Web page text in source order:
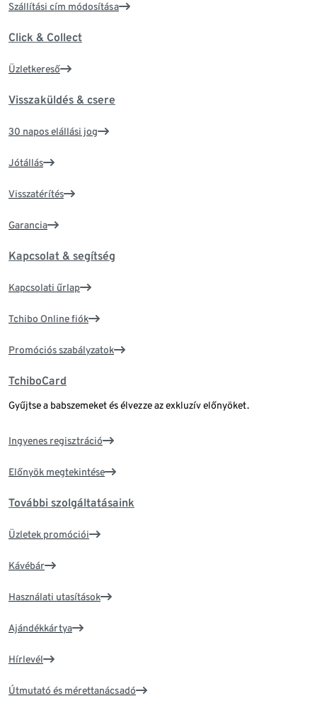
Szállítási cím módosítása
Click & Collect
Üzletkereső
Visszaküldés & csere
30 napos elállási jog
Jótállás
Visszatérítés
Garancia
Kapcsolat & segítség
Kapcsolati űrlap
Tchibo Online fiók
Promóciós szabályzatok
TchiboCard
Gyűjtse a babszemeket és élvezze az exkluzív előnyöket.
Ingyenes regisztráció
Előnyök megtekintése
További szolgáltatásaink
Üzletek promóciói
Kávébár
Használati utasítások
Ajándékkártya
Hírlevél
Útmutató és mérettanácsadó